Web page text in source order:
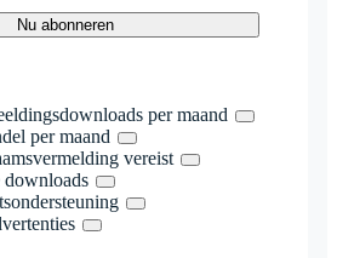
Nu abonneren
per maand
per maand
vereist
downloads